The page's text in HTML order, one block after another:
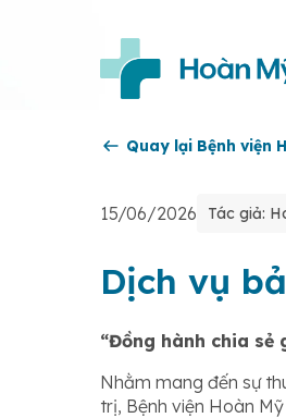
Quay lại Bệnh viện
15/06/2026 Tác giả:
Dịch vụ
“Đồng hành chia sẻ
Nhằm mang đến sự
trị, Bệnh viện Hoàn